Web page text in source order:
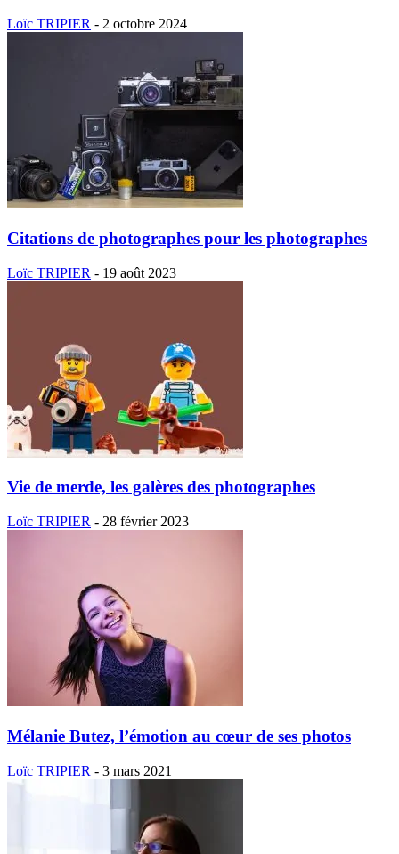
Loïc TRIPIER - 2 octobre 2024
Citations de photographes pour les photographes
Loïc TRIPIER - 19 août 2023
Vie de merde, les galères des photographes
Loïc TRIPIER - 28 février 2023
Mélanie Butez, l’émotion au cœur de ses photos
Loïc TRIPIER - 3 mars 2021